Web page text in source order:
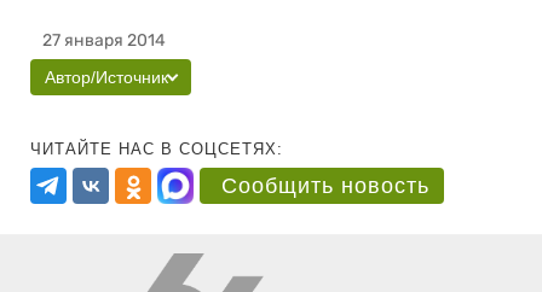
27 января 2014
Автор/Источник
ЧИТАЙТЕ НАС В СОЦСЕТЯХ:
Сообщить новость